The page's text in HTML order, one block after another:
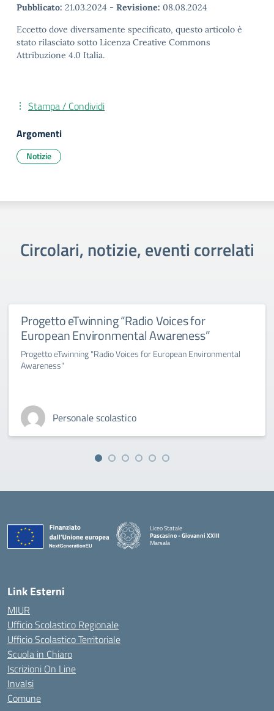
Pubblicato: 21.03.2024 - Revisione: 08.08.2024
Eccetto dove diversamente specificato, questo articolo è
stato rilasciato sotto Licenza Creative Commons
Attribuzione 4.0 Italia.
Stampa / Condividi
Argomenti
Notizie
Circolari, notizie, eventi correlati
Progetto eTwinning “Radio Voices for
European Environmental Awareness”
Progetto eTwinning "Radio Voices for European Environmental
Awareness"
Personale scolastico
Liceo Statale
Pascasino - Giovanni XXIII
Marsala
Link Esterni
MIUR
Ufficio Scolastico Regionale
Ufficio Scolastico Territoriale
Scuola in Chiaro
Iscrizioni On Line
Invalsi
Comune